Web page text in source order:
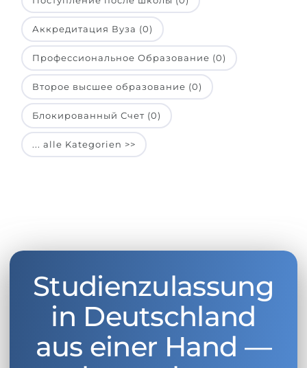
Аккредитация Вуза (0)
Профессиональное Образование (0)
Второе высшее образование (0)
Блокированный Счет (0)
... alle Kategorien >>
Studienzulassung
in Deutschland
aus einer Hand —